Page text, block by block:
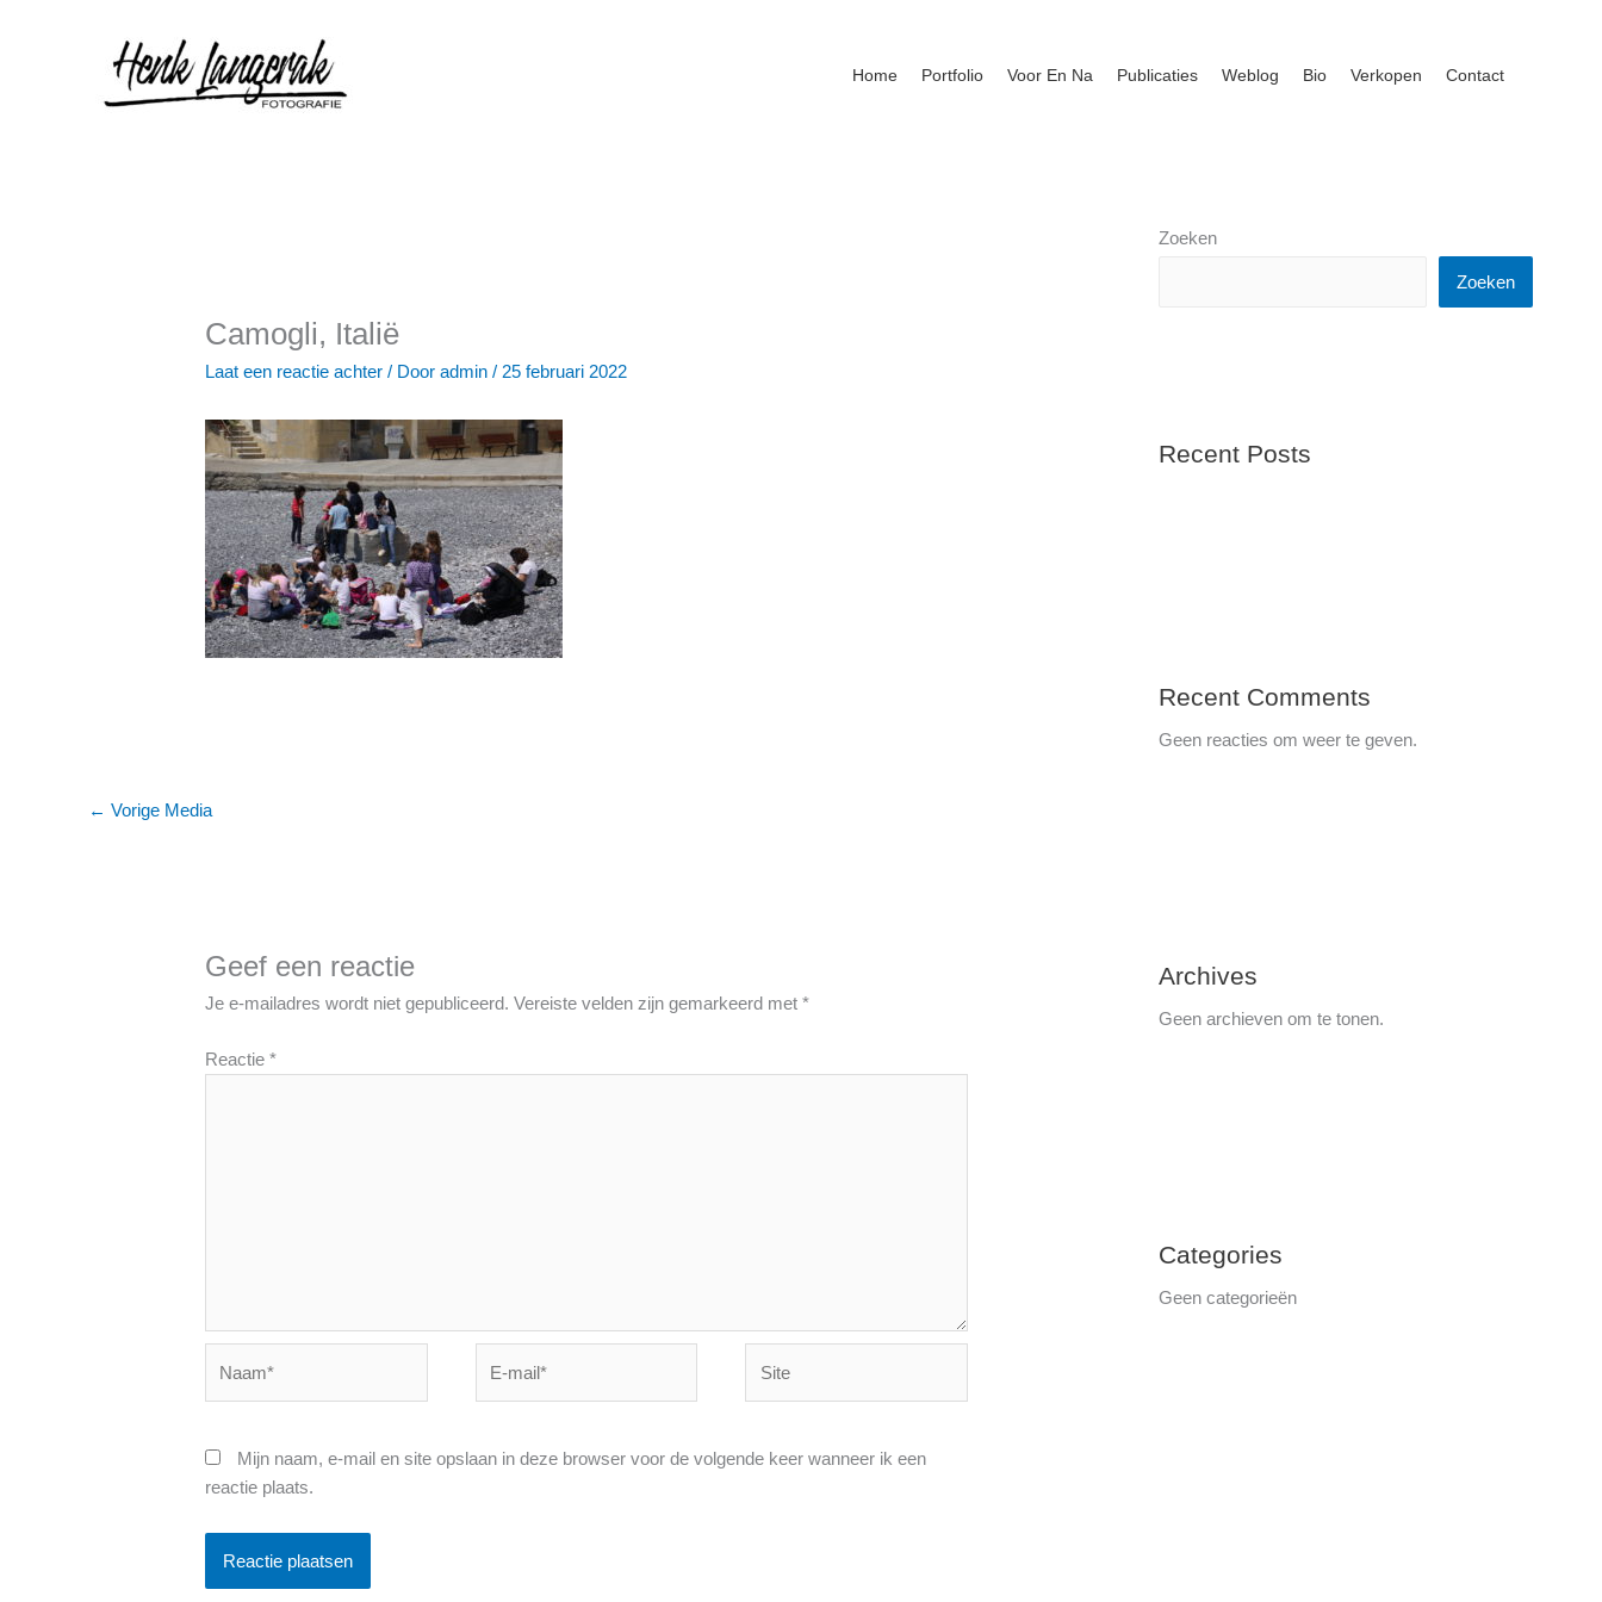
Home Portfolio Voor En Na Publicaties Weblog Bio Verkopen Contact
Camogli, Italië
Laat een reactie achter / Dooradmin/ 25 februari 2022
← Vorige Media
Geef een reactie
Je e-mailadres wordt niet gepubliceerd. Vereiste velden zijn gemarkeerd met*
Reactie*
mail*
Mijn naam, e-mail en site opslaan in deze browser voor de volgende keer wanneer ik een
reactie plaats.
Zoeken
Zoeken
Recent Posts
Recent Comments
Geen reacties om weer te geven.
Archives
Geen archieven om te tonen.
Categories
Geen categorieën